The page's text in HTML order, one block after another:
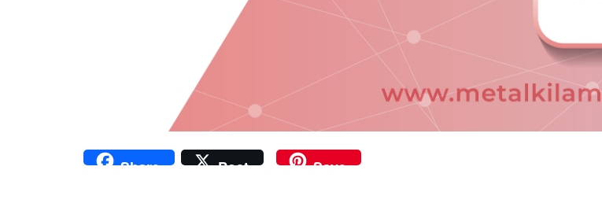
Share Post Save